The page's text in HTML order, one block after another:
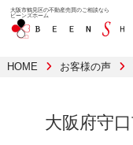
大阪市鶴見区の不動産売買のご相談なら
ビーンズホーム
HOME お客様の声
大阪府守